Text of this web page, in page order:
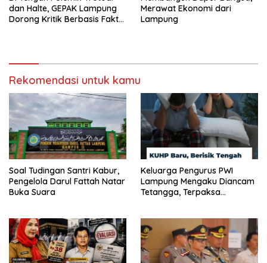
dan Halte, GEPAK Lampung
Dorong Kritik Berbasis Fakta
Merawat Ekonomi dari
Lampung
Rekomendasi untuk kamu
Soal Tudingan Santri Kabur,
Pengelola Darul Fattah Natar
Buka Suara
Keluarga Pengurus PWI
Lampung Mengaku Diancam
Tetangga, Terpaksa